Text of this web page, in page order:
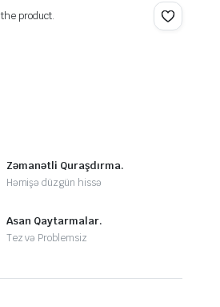
product.
Zəmanətli Quraşdırma.
Həmişə düzgün hissə
Asan Qaytarmalar.
Tez və Problemsiz